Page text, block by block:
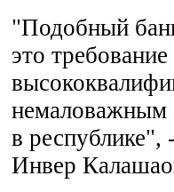
"Подобный
это
немаловажным
в республике",
Инвер